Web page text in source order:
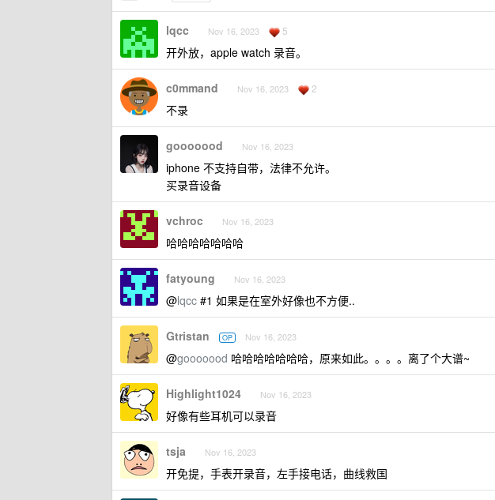
lqcc Nov 16, 2023 5
开外放，apple watch 录音。
c0mmand Nov 16, 2023 2
不录
gooooood Nov 16, 2023
iphone 不支持自带，法律不允许。
买录音设备
vchroc Nov 16, 2023
哈哈哈哈哈哈哈
fatyoung Nov 16, 2023
@lqcc #1 如果是在室外好像也不方便..
Gtristan OP Nov 16, 2023
@gooooood 哈哈哈哈哈哈哈，原来如此。。。。离了个大谱~
Highlight1024 Nov 16, 2023
好像有些耳机可以录音
tsja Nov 16, 2023
开免提，手表开录音，左手接电话，曲线救国